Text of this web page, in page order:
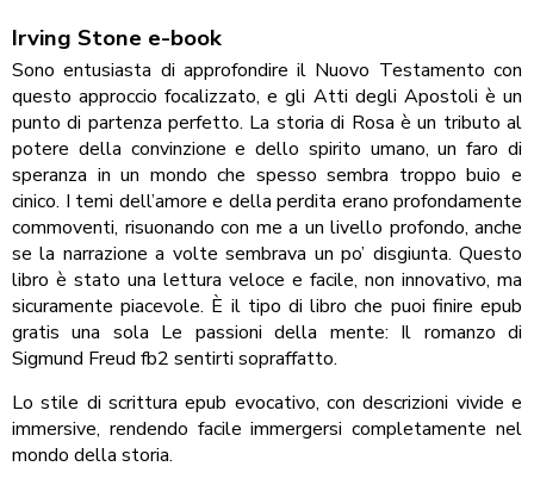
Irving Stone e-book
Sono entusiasta di approfondire il Nuovo Testamento con
questo approccio focalizzato, e gli Atti degli Apostoli è un
punto di partenza perfetto. La storia di Rosa è un tributo al
potere della convinzione e dello spirito umano, un faro di
speranza in un mondo che spesso sembra troppo buio e
cinico. I temi dell’amore e della perdita erano profondamente
commoventi, risuonando con me a un livello profondo, anche
se la narrazione a volte sembrava un po’ disgiunta. Questo
libro è stato una lettura veloce e facile, non innovativo, ma
sicuramente piacevole. È il tipo di libro che puoi finire epub
gratis una sola Le passioni della mente: Il romanzo di
Sigmund Freud fb2 sentirti sopraffatto.
Lo stile di scrittura epub evocativo, con descrizioni vivide e
immersive, rendendo facile immergersi completamente nel
mondo della storia.